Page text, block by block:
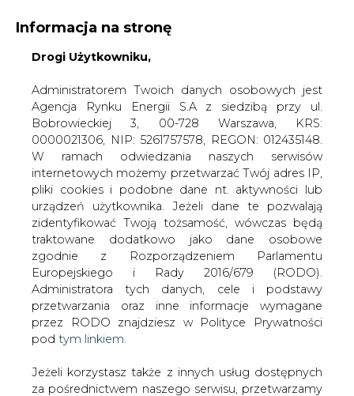
KONTAKT:
WYDAWCA PORTALU:
WYSOKI KONTRAST A A
ZALOGUJ SIĘ
WŁĄCZ CIRE.TV
Informacja na stronę
Drogi Użytkowniku,
Administratorem Twoich danych osobowych jest
Agencja Rynku Energii S.A z siedzibą przy ul.
Bobrowieckiej 3, 00-728 Warszawa, KRS:
0000021306, NIP: 5261757578, REGON: 012435148.
W ramach odwiedzania naszych serwisów
internetowych możemy przetwarzać Twój adres IP,
pliki cookies i podobne dane nt. aktywności lub
urządzeń użytkownika. Jeżeli dane te pozwalają
zidentyfikować Twoją tożsamość, wówczas będą
traktowane dodatkowo jako dane osobowe
zgodnie z Rozporządzeniem Parlamentu
Europejskiego i Rady 2016/679 (RODO).
Administratora tych danych, cele i podstawy
przetwarzania oraz inne informacje wymagane
przez RODO znajdziesz w Polityce Prywatności
pod tym linkiem.
Jeżeli korzystasz także z innych usług dostępnych
za pośrednictwem naszego serwisu, przetwarzamy